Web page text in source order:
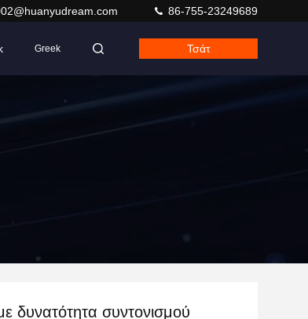
86-755-23249689
Greek Τσάτ
δυνατότητα συντονισμού